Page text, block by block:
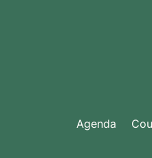
Agenda